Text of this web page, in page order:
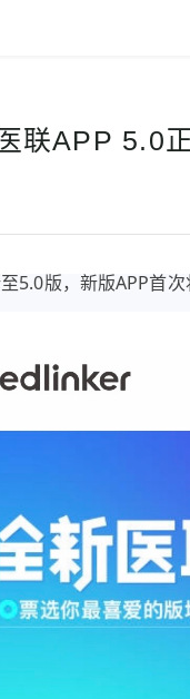
医联APP 5.0
5.0版，新版APP首